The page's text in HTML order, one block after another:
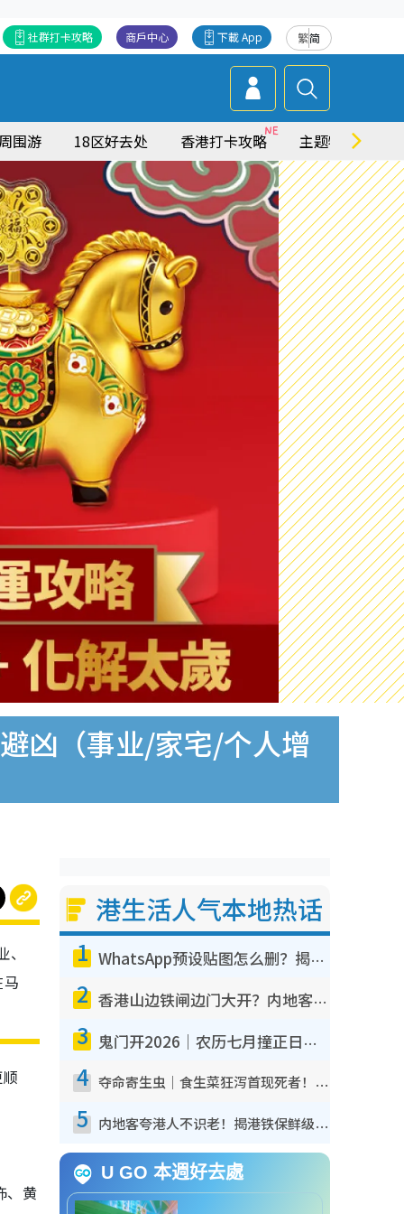
繁简
下載 App
商戶中心
社群打卡攻略
围游 18区好去处 香港打卡攻略 主题特集
凶（事业/家宅/个人增
、黄
港生活人气本地热话
1 WhatsApp预设贴图怎么删？揭秘1招“反向操作”还原简洁界面 附3步实测教程
2 香港山边铁闸边门大开？内地客困惑意义何在！网友神回复：这种叫法理性防御
3 鬼门开2026｜农历七月撞正日全食特别邪？专家警告切忌做一事！揭4大禁忌+2招保平安
4 夺命寄生虫｜食生菜狂泻首现死者！疫潮恶化录1.8万宗病例 揭洗菜3大谬误
5 内地客夸港人不识老！揭港铁保鲜级冷气 港人求放过：别投诉
U GO 本週好去處